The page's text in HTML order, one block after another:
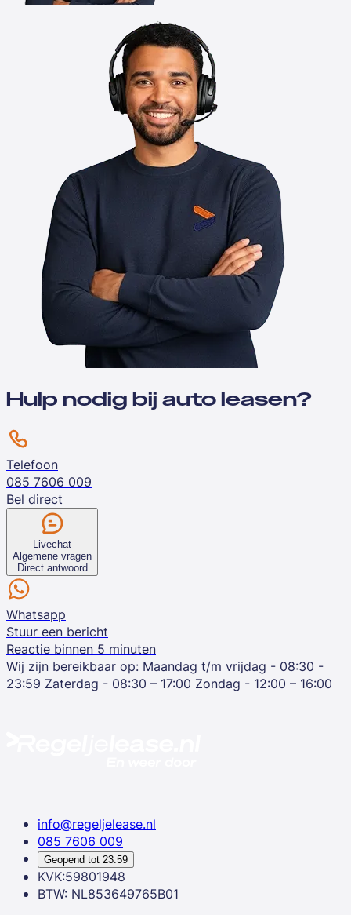
Hulp nodig bij auto leasen?
Telefoon
085 7606 009
Bel direct
Livechat
Algemene vragen
Direct antwoord
Whatsapp
Stuur een bericht
Reactie binnen 5 minuten
Wij zijn bereikbaar op: Maandag t/m vrijdag - 08:30 -
23:59 Zaterdag - 08:30 – 17:00 Zondag - 12:00 – 16:00
info@regeljelease.nl
085 7606 009
Geopend tot 23:59
KVK:59801948
BTW: NL853649765B01